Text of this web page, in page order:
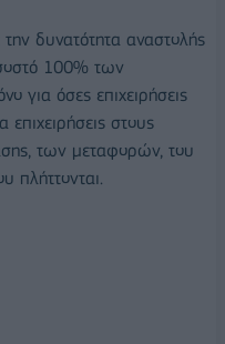
την δυνατότητα αναστολής
100% των
για όσες επιχειρήσεις
επιχειρήσεις στους
των μεταφορών, του
πλήττονται.